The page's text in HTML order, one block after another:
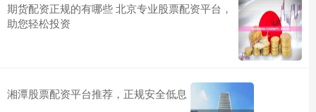
期货配资正规的有哪些 北京专业股票配资平台，
助您轻松投资
湘潭股票配资平台推荐，正规安全低息